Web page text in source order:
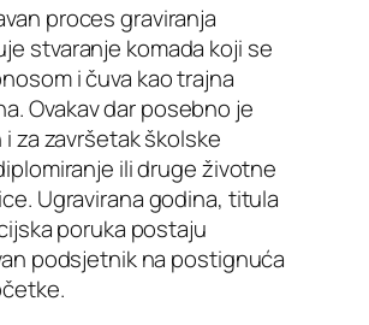
proces graviranja
stvaranje komada koji se
i čuva kao trajna
Ovakav dar posebno je
i za završetak školske
ili druge životne
Ugravirana godina, titula
poruka postaju
podsjetnik na postignuća